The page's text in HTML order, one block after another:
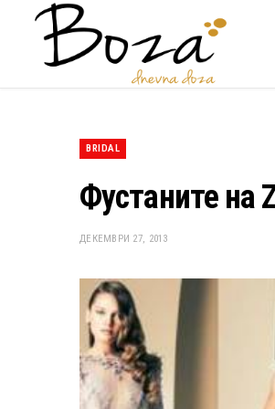
BRIDAL
Фустаните на
ДЕКЕМВРИ 27, 2013